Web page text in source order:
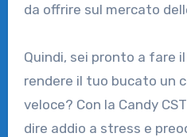
da offrire sul mercato
Quindi, sei pronto a fare
rendere il tuo bucato un
veloce? Con la Candy
dire addio a stress e